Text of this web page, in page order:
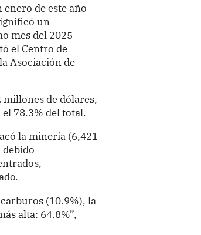
de este año
un
mes del 2025
el Centro de
Asociación de
de dólares,
78.3% del total.
la minería (6,421
(10.9%), la
alta: 64.8%”,